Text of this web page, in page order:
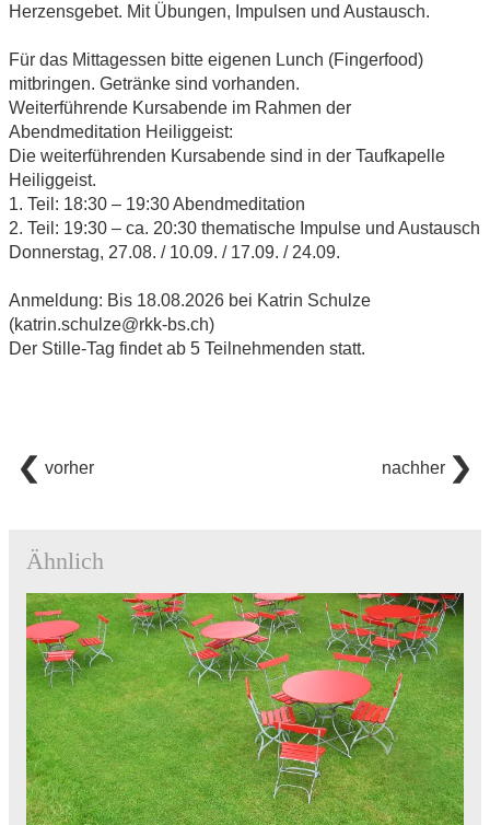
Herzensgebet. Mit Übungen, Impulsen und Austausch.
Für das Mittagessen bitte eigenen Lunch (Fingerfood)
mitbringen. Getränke sind vorhanden.
Weiterführende Kursabende im Rahmen der
Abendmeditation Heiliggeist:
Die weiterführenden Kursabende sind in der Taufkapelle
Heiliggeist.
1. Teil: 18:30 – 19:30 Abendmeditation
2. Teil: 19:30 – ca. 20:30 thematische Impulse und Austausch
Donnerstag, 27.08. / 10.09. / 17.09. / 24.09.
Anmeldung: Bis 18.08.2026 bei Katrin Schulze
(katrin.schulze@rkk-bs.ch)
Der Stille-Tag findet ab 5 Teilnehmenden statt.
vorher nachher
Ähnlich